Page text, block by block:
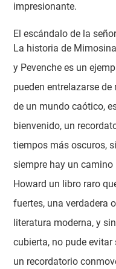
impresionante.
El escándalo de la
La historia de
y Pevenche es un
pueden entrelazarse
de un mundo caótico,
bienvenido, un
tiempos más oscuros,
siempre hay un
Howard un libro raro
fuertes, una verdadera
literatura moderna, y
cubierta, no pude
un recordatorio